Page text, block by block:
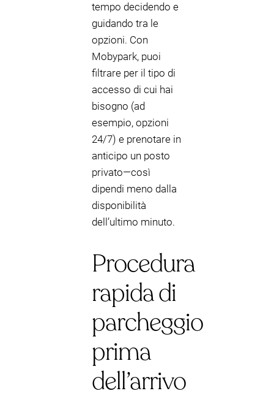
tempo decidendo e
guidando tra le
opzioni. Con
Mobypark, puoi
filtrare per il tipo di
accesso di cui hai
bisogno (ad
esempio, opzioni
24/7) e prenotare in
anticipo un posto
privato—così
dipendi meno dalla
disponibilità
dell’ultimo minuto.
Procedura
rapida di
parcheggio
prima
dell’arrivo